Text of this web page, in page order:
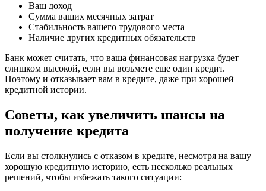
Ваш доход
Сумма ваших месячных затрат
Стабильность вашего трудового места
Наличие других кредитных обязательств
Банк может считать, что ваша финансовая нагрузка будет
слишком высокой, если вы возьмете еще один кредит.
Поэтому и отказывает вам в кредите, даже при хорошей
кредитной истории.
Советы, как увеличить шансы на
получение кредита
Если вы столкнулись с отказом в кредите, несмотря на вашу
хорошую кредитную историю, есть несколько реальных
решений, чтобы избежать такого ситуации: